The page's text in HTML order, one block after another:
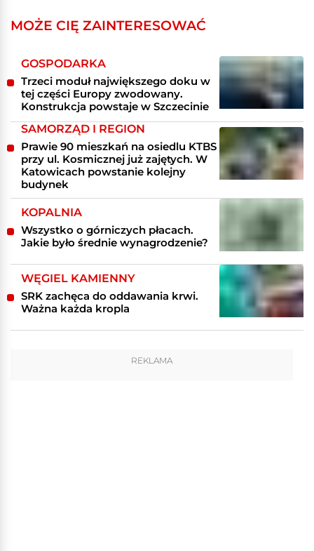
MOŻE CIĘ ZAINTERESOWAĆ
GOSPODARKA
Trzeci moduł największego doku w
tej części Europy zwodowany.
Konstrukcja powstaje w Szczecinie
SAMORZĄD I REGION
Prawie 90 mieszkań na osiedlu KTBS
przy ul. Kosmicznej już zajętych. W
Katowicach powstanie kolejny
budynek
KOPALNIA
Wszystko o górniczych płacach.
Jakie było średnie wynagrodzenie?
WĘGIEL KAMIENNY
SRK zachęca do oddawania krwi.
Ważna każda kropla
REKLAMA